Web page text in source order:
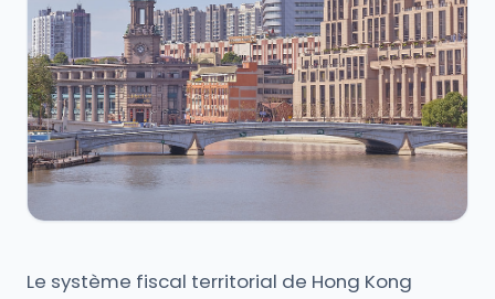
Le système fiscal territorial de Hong Kong